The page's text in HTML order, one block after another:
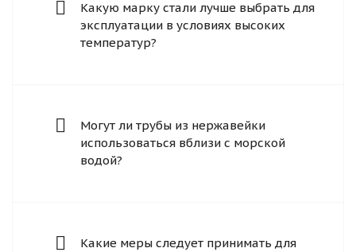
Какую марку стали лучше выбрать для
эксплуатации в условиях высоких
температур?
Могут ли трубы из нержавейки
использоваться вблизи с морской
водой?
Какие меры следует принимать для